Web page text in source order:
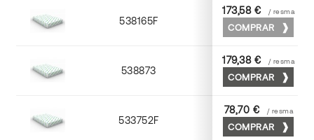
538165F 65 x 90
173,58 € / resma
COMPRAR
538873 70 x 100
179,38 € / resma
COMPRAR
533752F 52 x 70
78,70 € / resma
COMPRAR